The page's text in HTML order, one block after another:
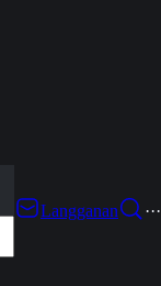
Langganan
···